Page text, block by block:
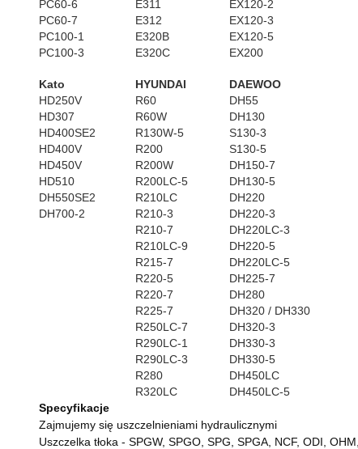
PC60-6
E311 EX120-2
PC60-7
E312 EX120-3
PC100-1
E320B EX120-5
PC100-3
E320C EX200
Kato HYUNDAI DAEWOO
HD250V
R60 DH55
HD307
R60W DH130
HD400SE2
R130W-5 S130-3
HD400V
R200 S130-5
HD450V
R200W DH150-7
HD510
R200LC-5 DH130-5
DH550SE2
R210LC
DH220
DH700-2
R210-3
DH220-3
R210-7
DH220LC-3
R210LC-9
DH220-5
R215-7
DH220LC-5
R220-5
DH225-7
R220-7
DH280
R225-7
DH320 / DH330
R250LC-7
DH320-3
R290LC-1
DH330-3
R290LC-3
DH330-5
R280
DH450LC
R320LC
DH450LC-5
Specyfikacje
Zajmujemy się uszczelnieniami hydraulicznymi
Uszczelka tłoka - SPGW, SPGO, SPG, SPGA, NCF, ODI,